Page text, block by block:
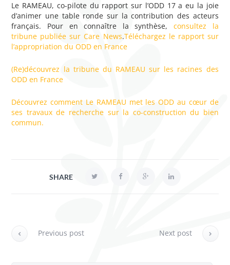
Le RAMEAU, co-pilote du rapport sur l’ODD 17 a eu la joie
d’animer une table ronde sur la contribution des acteurs
français. Pour en connaître la synthèse, consultez la
tribune publiée sur Care News.Téléchargez le rapport sur
l’appropriation du ODD en France
(Re)découvrez la tribune du RAMEAU sur les racines des
ODD en France
Découvrez comment Le RAMEAU met les ODD au cœur de
ses travaux de recherche sur la co-construction du bien
commun.
SHARE
Previous post Next post